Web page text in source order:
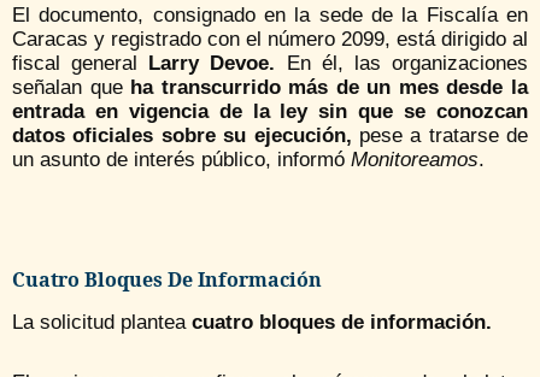
El documento, consignado en la sede de la Fiscalía en
Caracas y registrado con el número 2099, está dirigido al
fiscal general Larry Devoe. En él, las organizaciones
señalan que ha transcurrido más de un mes desde la
entrada en vigencia de la ley sin que se conozcan
datos oficiales sobre su ejecución, pese a tratarse de
un asunto de interés público, informó Monitoreamos.
Cuatro Bloques De Información
La solicitud plantea cuatro bloques de información.